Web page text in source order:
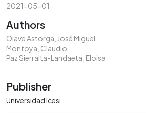
2021-05-01
Authors
Olave Astorga, José Miguel
Montoya, Claudio
Paz Sierralta-Landaeta, Eloisa
Publisher
Universidad Icesi